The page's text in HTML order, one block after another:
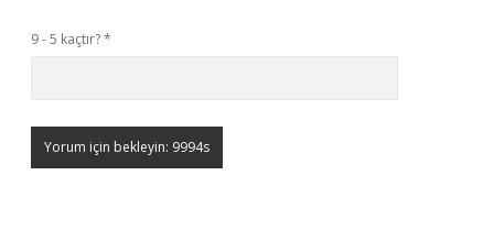
9 - 5 kaçtır?*